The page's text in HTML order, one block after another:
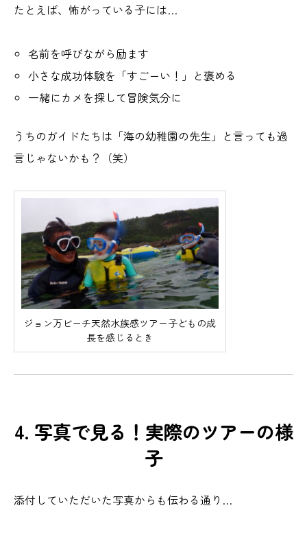
たとえば、怖がっている子には…
名前を呼びながら励ます
小さな成功体験を「すごーい！」と褒める
一緒にカメを探して冒険気分に
うちのガイドたちは「海の幼稚園の先生」と言っても過
言じゃないかも？（笑）
ジョン万ビーチ天然水族感ツアー子どもの成
長を感じるとき
4. 写真で見る！実際のツアーの様
子
添付していただいた写真からも伝わる通り…